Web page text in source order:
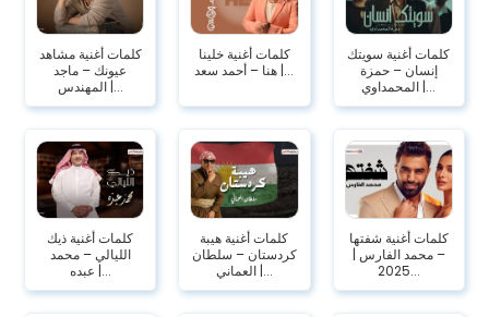
كلمات أغنية مشاهد
عيونك – ماجد
المهندس |...
كلمات أغنية خلينا
هنا – أحمد سعد |...
كلمات أغنية سويتك
إنسان – حمزة
المحمداوي |...
كلمات أغنية ذيك
الليالي – محمد
عبده |...
كلمات أغنية هيبة
كردستان – سلطان
العماني |...
كلمات أغنية شفتها
– محمد الفارس |
2025...